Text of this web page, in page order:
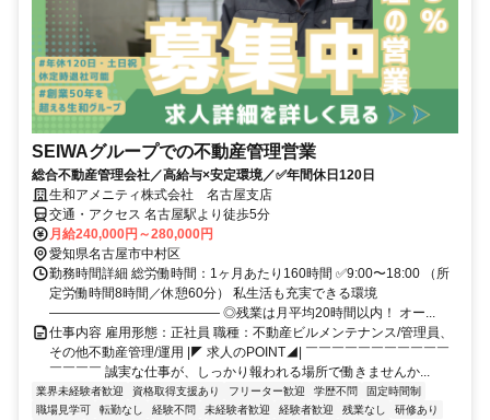
SEIWAグループでの不動産管理営業
総合不動産管理会社／高給与×安定環境／✅年間休日120日
生和アメニティ株式会社 名古屋支店
交通・アクセス 名古屋駅より徒歩5分
月給240,000円～280,000円
愛知県名古屋市中村区
勤務時間詳細 総労働時間：1ヶ月あたり160時間 ✅9:00〜18:00 （所
定労働時間8時間／休憩60分） 私生活も充実できる環境
――――――――――――― ◎残業は月平均20時間以内！ オー...
仕事内容 雇用形態：正社員 職種：不動産ビルメンテナンス/管理員、
その他不動産管理/運用 |◤ 求人のPOINT◢| ￣￣￣￣￣￣￣￣￣￣￣
￣￣￣￣ 誠実な仕事が、しっかり報われる場所で働きませんか...
業界未経験者歓迎 資格取得支援あり フリーター歓迎 学歴不問
固定時間制
職場見学可
転勤なし 経験不問 未経験者歓迎 経験者歓迎 残業なし
研修あり